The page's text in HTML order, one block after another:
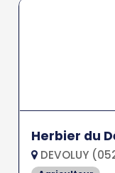
Herbier du
DEVOLUY